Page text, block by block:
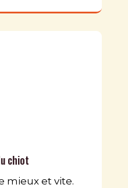
chiot
mieux et vite.